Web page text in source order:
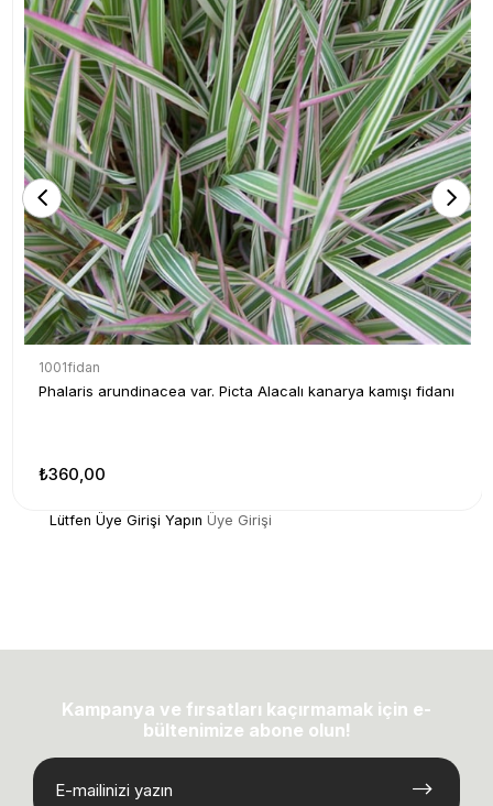
1001fidan
Phalaris arundinacea var. Picta Alacalı kanarya kamışı fidanı
₺360,00
Lütfen Üye Girişi Yapın Üye Girişi
Kampanya ve fırsatları kaçırmamak için e-
bültenimize abone olun!